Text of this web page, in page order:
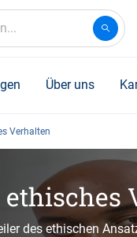
Über uns
Verhalten
des ethischen